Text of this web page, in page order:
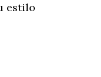
estilo